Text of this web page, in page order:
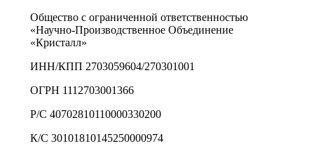
Общество с ограниченной ответственностью
«Научно-Производственное Объединение
«Кристалл»
ИНН/КПП 2703059604/270301001
ОГРН 1112703001366
Р/С 40702810110000330200
К/С 30101810145250000974